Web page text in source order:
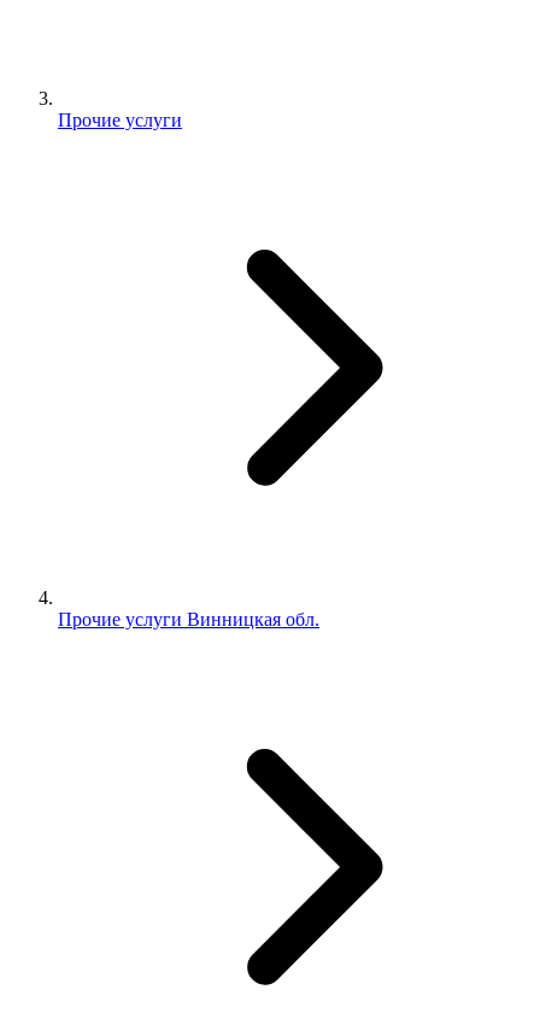
Прочие услуги
Прочие услуги Винницкая обл.